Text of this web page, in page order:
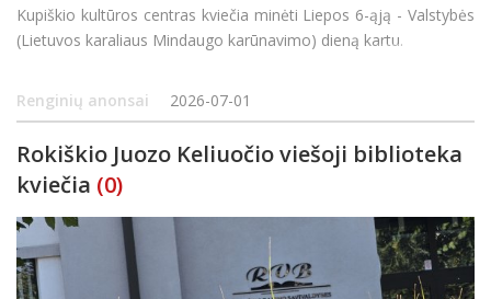
Kupiškio kultūros centras kviečia minėti Liepos 6-ąją - Valstybės
(Lietuvos karaliaus Mindaugo karūnavimo) dieną kartu.
Renginių anonsai 2026-07-01
Rokiškio Juozo Keliuočio viešoji biblioteka
kviečia (0)